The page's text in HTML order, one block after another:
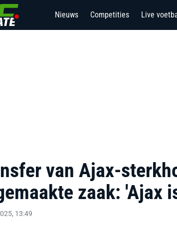
Nieuws Competities Live
van Ajax-
zaak: 'Ajax
13:49